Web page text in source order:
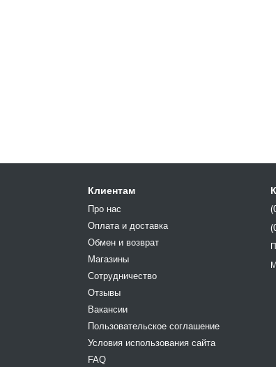
Клиентам
Про нас
Оплата и доставка
Обмен и возврат
Магазины
Сотрудничество
Отзывы
Вакансии
Пользовательское соглашение
Условия использования сайта
FAQ